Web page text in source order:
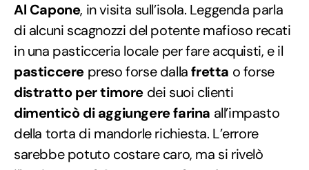
Al Capone, in visita sull’isola. Leggenda parla
di alcuni scagnozzi del potente mafioso recati
in una pasticceria locale per fare acquisti, e il
pasticcere preso forse dallafretta o forse
distratto per timore dei suoi clienti
dimenticò di aggiungere farina all’impasto
della torta di mandorle richiesta. L’errore
sarebbe potuto costare caro, ma si rivelò